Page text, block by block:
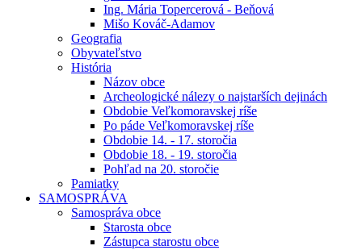
Ing. Mária Topercerová - Beňová
Mišo Kováč-Adamov
Geografia
Obyvateľstvo
História
Názov obce
Archeologické nálezy o najstarších dejinách
Obdobie Veľkomoravskej ríše
Po páde Veľkomoravskej ríše
Obdobie 14. - 17. storočia
Obdobie 18. - 19. storočia
Pohľad na 20. storočie
Pamiatky
SAMOSPRÁVA
Samospráva obce
Starosta obce
Zástupca starostu obce